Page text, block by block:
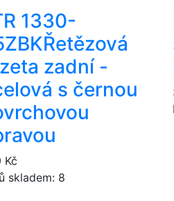
1330-
Řetězová
zadní -
s černou
Kč
skladem: 8